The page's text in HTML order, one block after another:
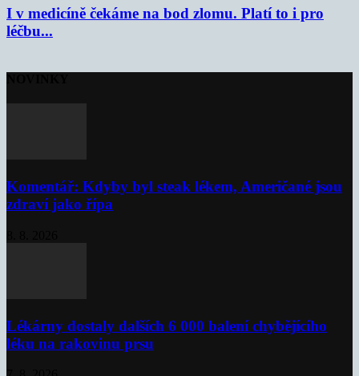
I v medicíně čekáme na bod zlomu. Platí to i pro
léčbu...
Komentář: Kdyby byl steak lékem, Američané jsou
zdraví jako řípa
Lékárny dostaly dalších 6 000 balení chybějícího
léku na rakovinu prsu